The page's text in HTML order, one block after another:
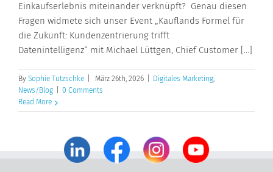
Einkaufserlebnis miteinander verknüpft? Genau diesen
Fragen widmete sich unser Event „Kauflands Formel für
die Zukunft: Kundenzentrierung trifft
Datenintelligenz“ mit Michael Lüttgen, Chief Customer [...]
By Sophie Tutzschke März 26th, 2026 Digitales Marketing,
News/Blog
0 Comments
Read More